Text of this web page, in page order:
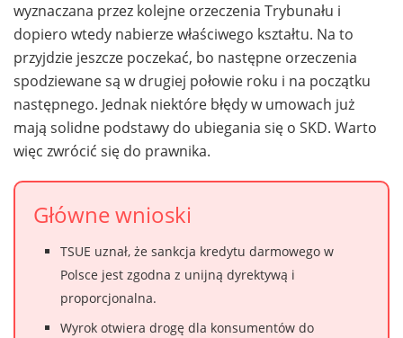
wyznaczana przez kolejne orzeczenia Trybunału i
dopiero wtedy nabierze właściwego kształtu. Na to
przyjdzie jeszcze poczekać, bo następne orzeczenia
spodziewane są w drugiej połowie roku i na początku
następnego. Jednak niektóre błędy w umowach już
mają solidne podstawy do ubiegania się o SKD. Warto
więc zwrócić się do prawnika.
Główne wnioski
TSUE uznał, że sankcja kredytu darmowego w
Polsce jest zgodna z unijną dyrektywą i
proporcjonalna.
Wyrok otwiera drogę dla konsumentów do